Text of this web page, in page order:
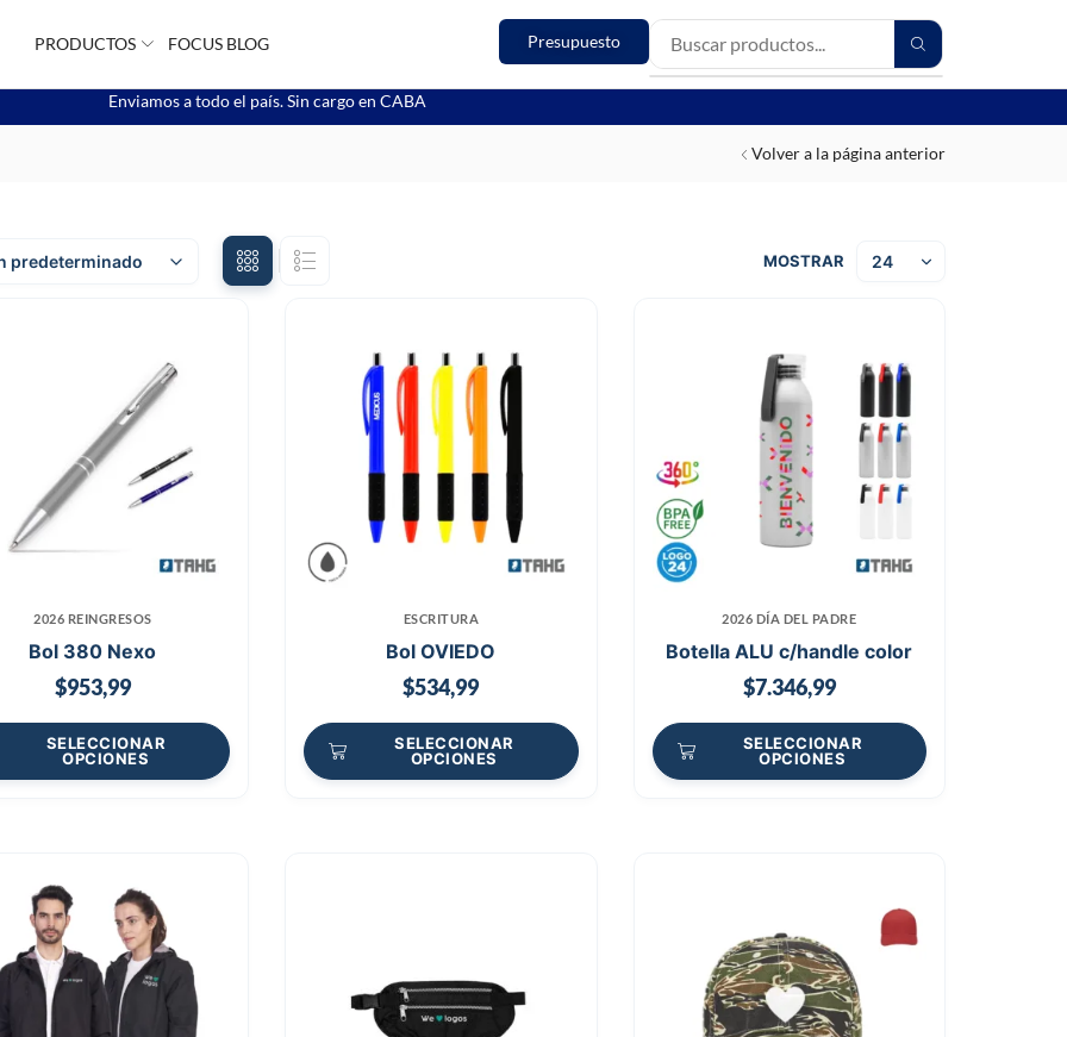
PRODUCTOS FOCUS BLOG Presupuesto
Enviamos a todo el país. Sin cargo en CABA
Volver a la página anterior
MOSTRAR
2026 REINGRESOS
Bol 380 Nexo
$953,99
SELECCIONAR
OPCIONES
ESCRITURA
Bol OVIEDO
$534,99
SELECCIONAR
OPCIONES
2026 DÍA DEL PADRE
Botella ALU c/handle color
$7.346,99
SELECCIONAR
OPCIONES